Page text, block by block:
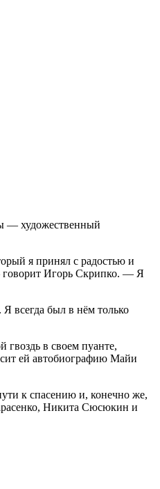
— художественный
я принял с радостью и
говорит Игорь Скрипко. — Я
всегда был в нём только
гвоздь в своем пуанте,
ей автобиографию Майи
к спасению и, конечно же,
Никита Сюсюкин и